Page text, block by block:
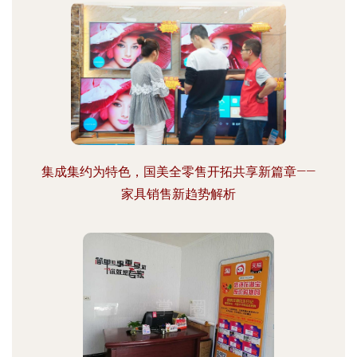
集成集约为特色，国美全零售开拓共享新篇章——
家具销售新趋势解析